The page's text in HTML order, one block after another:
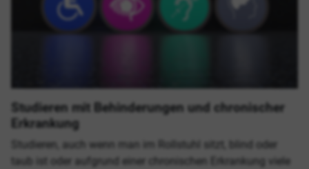
Studieren mit Behinderungen und chronischer
Erkrankung
Studieren, auch wenn man im Rollstuhl sitzt, blind oder
taub ist oder aufgrund einer chronischen Erkrankung viele